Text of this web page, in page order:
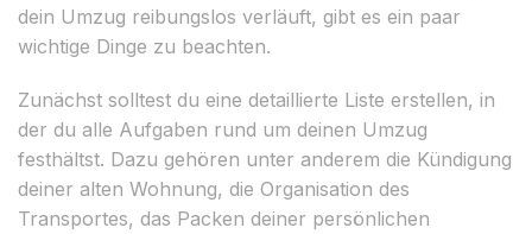
dein Umzug reibungslos verläuft, gibt es ein paar
wichtige Dinge zu beachten.
Zunächst solltest du eine detaillierte Liste erstellen, in
der du alle Aufgaben rund um deinen Umzug
festhältst. Dazu gehören unter anderem die Kündigung
deiner alten Wohnung, die Organisation des
Transportes, das Packen deiner persönlichen